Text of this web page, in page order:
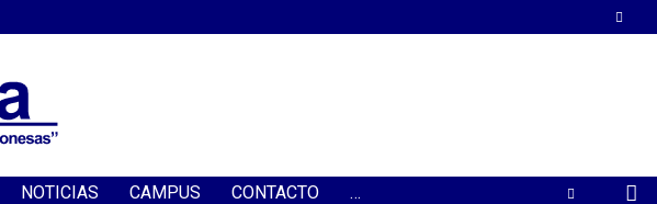
NOTICIAS CAMPUS CONTACTO …